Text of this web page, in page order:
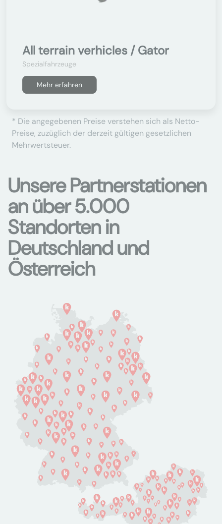
All terrain verhicles / Gator
Spezialfahrzeuge
Mehr erfahren
* Die angegebenen Preise verstehen sich als Netto-
Preise, zuzüglich der derzeit gültigen gesetzlichen
Mehrwertsteuer.
Unsere Partnerstationen
an über 5.000
Standorten in
Deutschland und
Österreich